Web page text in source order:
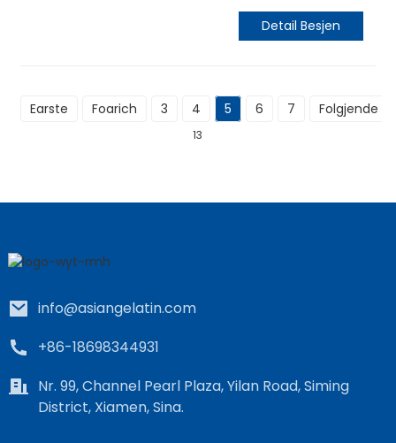
Detail Besjen
Earste Foarich 3 4 5 6 7 Folgjende
13
info@asiangelatin.com
+86-18698344931
Nr. 99, Channel Pearl Plaza, Yilan Road, Siming
District, Xiamen, Sina.